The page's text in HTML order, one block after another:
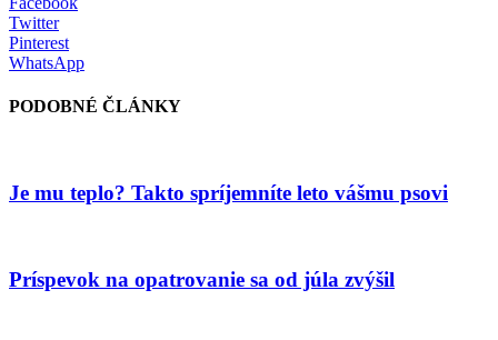
Twitter
Pinterest
WhatsApp
PODOBNÉ ČLÁNKY
Je mu teplo? Takto spríjemníte leto vášmu psovi
Príspevok na opatrovanie sa od júla zvýšil